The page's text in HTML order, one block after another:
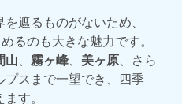
遮るものがないため、
るのも大きな魅力です。
山、 霧ヶ峰、 美ヶ原、さら
スまで一望でき、四季
す。